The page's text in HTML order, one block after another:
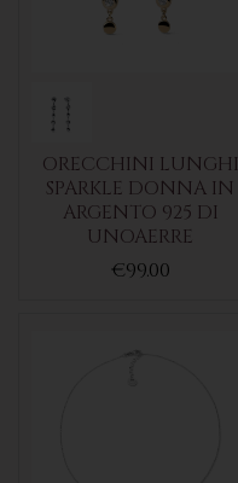
ORECCHINI LUNGHI
SPARKLE DONNA IN
ARGENTO 925 DI
UNOAERRE
€99.00